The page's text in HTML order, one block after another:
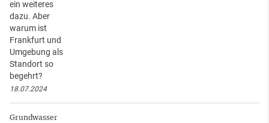
ein weiteres
dazu. Aber
warum ist
Frankfurt und
Umgebung als
Standort so
begehrt?
18.07.2024
Grundwasser